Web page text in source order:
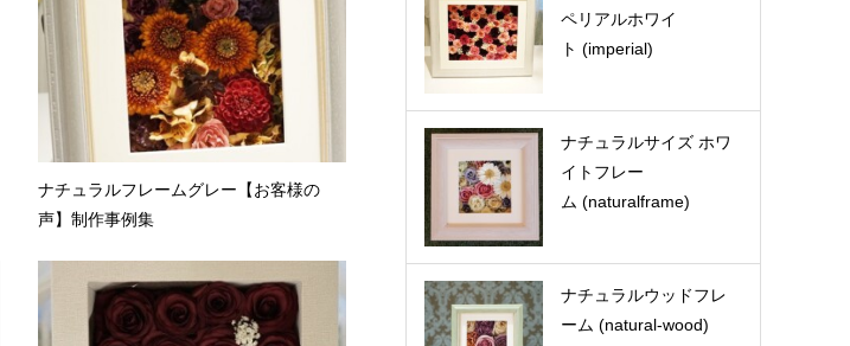
ナチュラルフレームグレー【お客様の
声】制作事例集
ペリアルホワイ
ト (imperial)
ナチュラルサイズ ホワ
イトフレー
ム (naturalframe)
ナチュラルウッドフレ
ーム (natural-wood)